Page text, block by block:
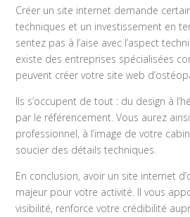
Créer un site internet demande
techniques et un investissement en
sentez pas à l’aise avec l’aspect
existe des entreprises spécialisées
peuvent créer votre site web
Ils s’occupent de tout : du design à
par le référencement. Vous aurez
professionnel, à l’image de votre
soucier des détails techniques.
En conclusion, avoir un site internet
majeur pour votre activité. Il vous
visibilité, renforce votre crédibilité